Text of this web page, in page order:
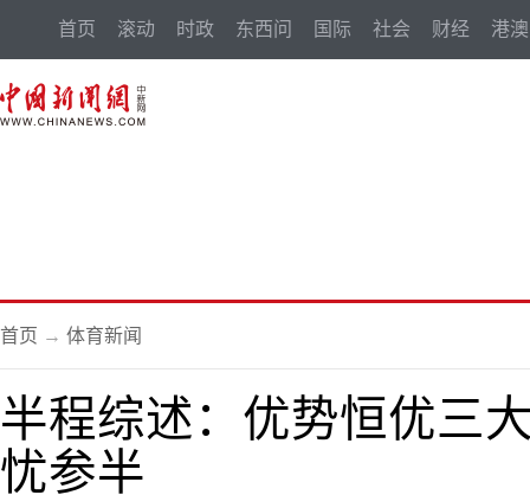
首页 滚动 时政 东西问 国际 社会 财经 港澳
首页 → 体育新闻
半程综述：优势恒优三
忧参半